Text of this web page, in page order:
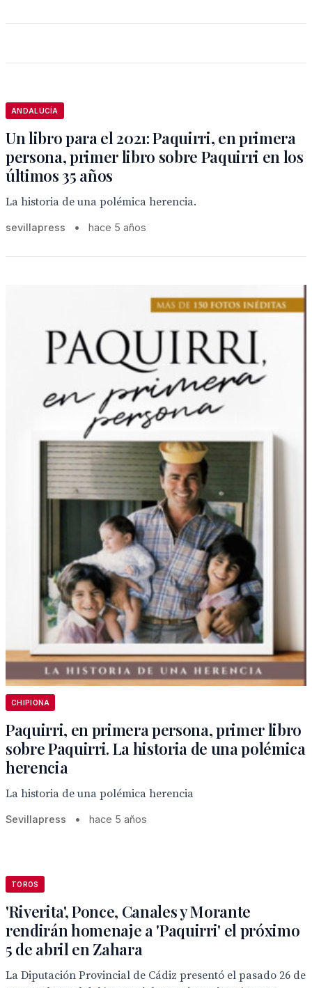
ANDALUCÍA
Un libro para el 2021: Paquirri, en primera
persona, primer libro sobre Paquirri en los
últimos 35 años
La historia de una polémica herencia.
sevillapress • hace 5 años
CHIPIONA
Paquirri, en primera persona, primer libro
sobre Paquirri. La historia de una polémica
herencia
La historia de una polémica herencia
Sevillapress • hace 5 años
TOROS
'Riverita', Ponce, Canales y Morante
rendirán homenaje a 'Paquirri' el próximo
5 de abril en Zahara
La Diputación Provincial de Cádiz presentó el pasado 26 de